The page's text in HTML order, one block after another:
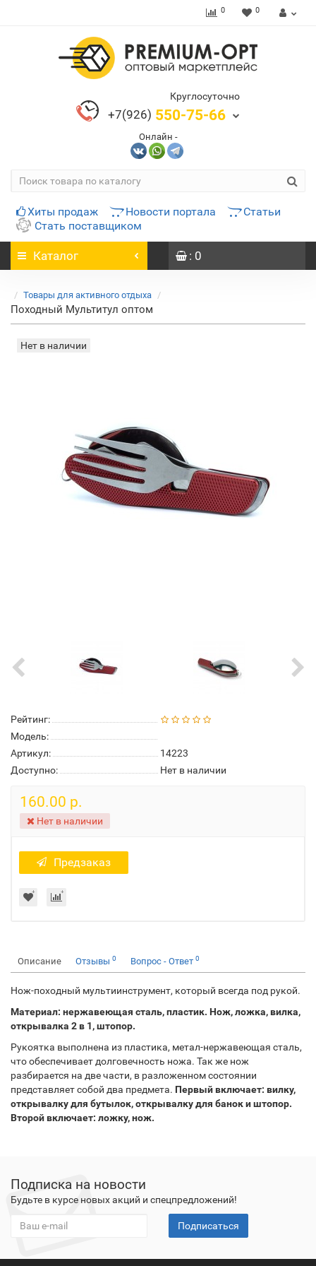
0 0
Круглосуточно
+7(926) 550-75-66
Онлайн -
Хиты продаж Новости портала
Статьи
Стать поставщиком
Каталог : 0
Товары для активного отдыха
Походный Мультитул оптом
Нет в наличии
Рейтинг:
Модель:
Артикул:
14223
Доступно:
Нет в наличии
160.00 р.
Нет в наличии
Предзаказ
Описание Отзывы 0 Вопрос - Ответ 0
Нож-походный мультиинструмент, который всегда под рукой.
Материал: нержавеющая сталь, пластик. Нож, ложка, вилка,
открывалка 2 в 1, штопор.
Рукоятка выполнена из пластика, метал-нержавеющая сталь,
что обеспечивает долговечность ножа. Так же нож
разбирается на две части, в разложенном состоянии
представляет собой два предмета. Первый включает: вилку,
открывалку для бутылок, открывалку для банок и штопор.
Второй включает: ложку, нож.
Подписка на новости
Будьте в курсе новых акций и спецпредложений!
Подписаться